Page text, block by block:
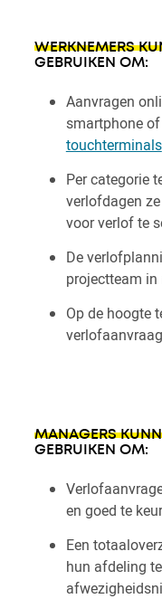
WERKNEMERS
GEBRUIKEN OM:
Aanvragen
smartphone
touchterminals
Per categorie
verlofdagen
voor verlof te
De
projectteam in
Op de hoogte
verlofaanvraag
MANAGERS
GEBRUIKEN OM:
en goed te
Een
hun afdeling